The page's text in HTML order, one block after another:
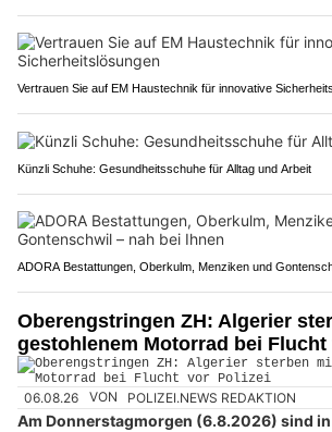
Vertrauen Sie auf EM Haustechnik für innovative
Künzli Schuhe: Gesundheitsschuhe für Alltag und Arbeit
ADORA Bestattungen, Oberkulm, Menziken und
Oberengstringen ZH: Algerier
gestohlenem Motorrad bei Flucht
06.08.26 VON POLIZEI.NEWS REDAKTION
Am Donnerstagmorgen (6.8.2026) sind